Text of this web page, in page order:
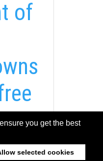
you get the best
selected cookies
of